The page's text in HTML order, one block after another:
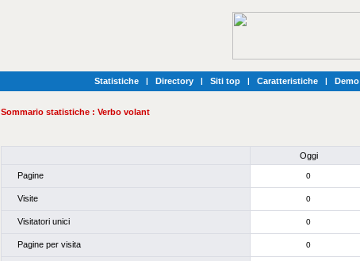
Statistiche | Directory | Siti top | Caratteristiche | Demo
Sommario statistiche : Verbo volant
Oggi
Pagine 0
Visite 0
Visitatori unici 0
Pagine per visita 0